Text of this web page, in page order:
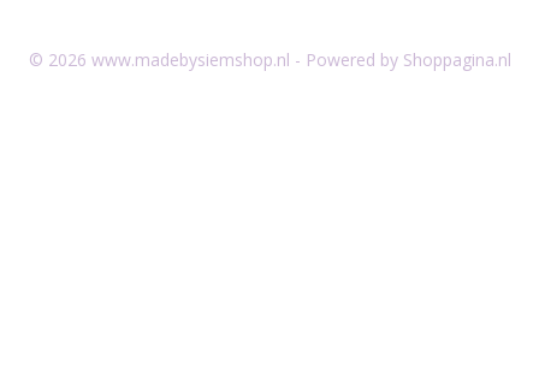
© 2026 www.madebysiemshop.nl - Powered by Shoppagina.nl